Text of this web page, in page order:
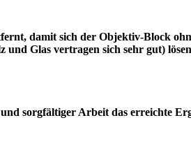
damit sich der Objektiv-Block
und Glas vertragen sich sehr gut)
sorgfältiger Arbeit das erreichte